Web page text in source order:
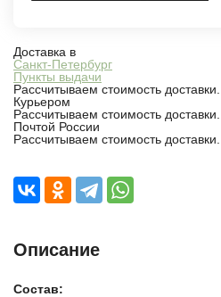
Доставка в
Санкт-Петербург
Пункты выдачи
Рассчитываем стоимость доставки...
Курьером
Рассчитываем стоимость доставки...
Почтой России
Рассчитываем стоимость доставки...
Описание
Состав: